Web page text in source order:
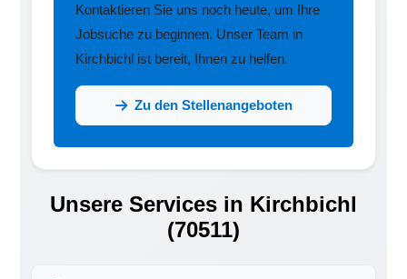
Kontaktieren Sie uns noch heute, um Ihre
Jobsuche zu beginnen. Unser Team in
Kirchbichl ist bereit, Ihnen zu helfen.
Zu den Stellenangeboten
Unsere Services in Kirchbichl
(70511)